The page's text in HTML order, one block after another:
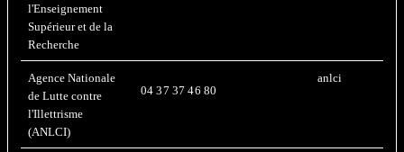
l'Enseignement
Supérieur et de la
Recherche
Agence Nationale
de Lutte contre
l'Illettrisme
(ANLCI)
04 37 37 46 80
anlci